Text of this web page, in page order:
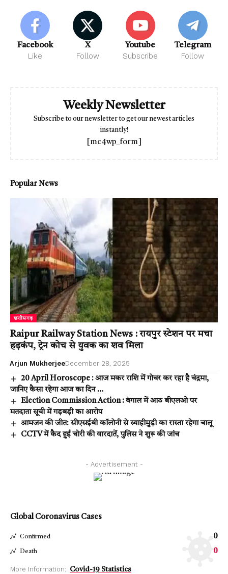
Facebook
Like
X
Follow
Youtube
Subscribe
Telegram
Follow
Weekly Newsletter
Subscribe to our newsletter to get our newest articles
instantly!
[mc4wp_form]
Popular News
छत्तीसगढ़
Raipur Railway Station News : रायपुर स्टेशन पर मचा
हड़कंप, ट्रेन कोच से युवक का शव मिला
Arjun MukherjeeDecember 28, 2025
20 April Horoscope : आज मकर राशि में गोचर कर रहा है चंद्रमा,
जानिए कैसा रहेगा आज का दिन …
Election Commission Action : बंगाल में आठ बीएलओ पर
मतदाता सूची में गड़बड़ी का आरोप
आमजन की जीत: सीएसईबी कॉलोनी से स्याहीमुड़ी का रास्ता रहेगा चालू
CCTV में कैद हुई चोरी की वारदातें, पुलिस ने शुरू की जांच
- Advertisement -
Global Coronavirus Cases
Confirmed 0
Death 0
More Information: Covid-19 Statistics